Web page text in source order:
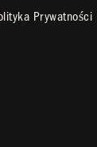
Prywatności